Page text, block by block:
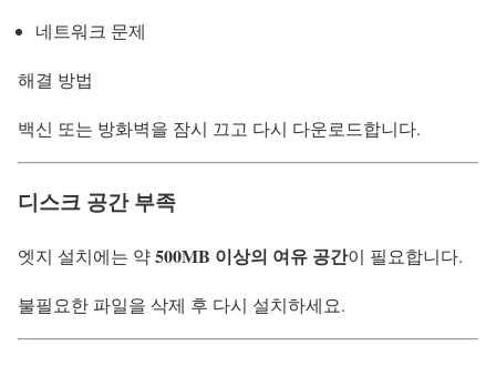
네트워크 문제
해결 방법
백신 또는 방화벽을 잠시 끄고 다시 다운로드합니다.
디스크 공간 부족
엣지 설치에는 약500MB 이상의 여유 공간이 필요합니다.
불필요한 파일을 삭제 후 다시 설치하세요.